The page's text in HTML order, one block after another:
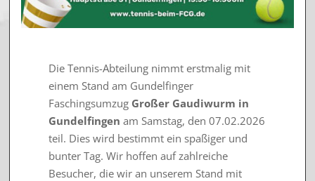
Die Tennis-Abteilung nimmt erstmalig mit
einem Stand am Gundelfinger
Faschingsumzug Großer Gaudiwurm in
Gundelfingen am Samstag, den 07.02.2026
teil. Dies wird bestimmt ein spaßiger und
bunter Tag. Wir hoffen auf zahlreiche
Besucher, die wir an unserem Stand mit